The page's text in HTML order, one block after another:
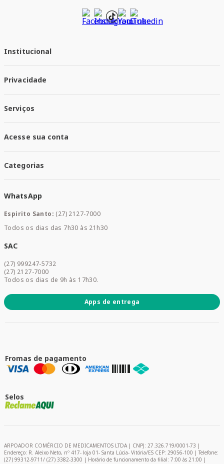
Institucional
Trabalhe conosco
Responsabilidade Social
Nossas Lojas
Privacidade
Política de Entrega
Trocas e Devoluções
Serviços
Santa Mais Exames
Santa Mais Serviços
Santa Mais Convenios
Acesse sua conta
Meus Pedidos
Categorias
Saúde e Bem-estar
Mamães e Bebê
Dermocosméticos
Promoções
WhatsApp
Espirito Santo: (27) 2127-7000
Todos os dias das 7h30 às 21h30
SAC
(27) 999247-5732
(27) 2127-7000
Todos os dias de 9h às 17h30.
Apps de entrega
Fromas de pagamento
Selos
ARPOADOR COMÉRCIO DE MEDICAMENTOS LTDA | CNPJ: 27.326.719/0001-73 |
Endereço: R. Aleixo Neto, nº 417- loja 01- Santa Lúcia- Vitória/ES CEP: 29056-100 | Telefone:
(27) 99312-9711/ (27) 3382-3300 | Horário de funcionamento da filial: 7:00 às 21:00 |